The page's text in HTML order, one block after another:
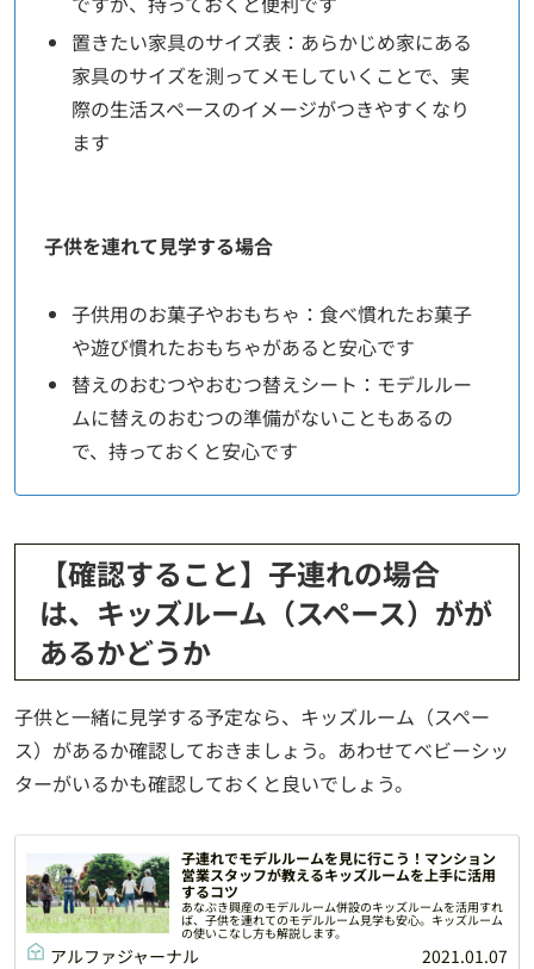
置きたい家具のサイズ表：あらかじめ家にある
家具のサイズを測ってメモしていくことで、実
際の生活スペースのイメージがつきやすくなり
ます
子供を連れて見学する場合
子供用のお菓子やおもちゃ：食べ慣れたお菓子
や遊び慣れたおもちゃがあると安心です
替えのおむつやおむつ替えシート：モデルルー
ムに替えのおむつの準備がないこともあるの
で、持っておくと安心です
【確認すること】子連れの場合
は、キッズルーム（スペース）がが
あるかどうか
子供と一緒に見学する予定なら、キッズルーム（スペー
ス）があるか確認しておきましょう。あわせてベビーシッ
ターがいるかも確認しておくと良いでしょう。
子連れでモデルルームを見に行こう！マンション
営業スタッフが教えるキッズルームを上手に活用
するコツ
あなぶき興産のモデルルーム併設のキッズルームを活用すれ
ば、子供を連れてのモデルルーム見学も安心。キッズルーム
の使いこなし方も解説します。
アルファジャーナル 2021.01.07